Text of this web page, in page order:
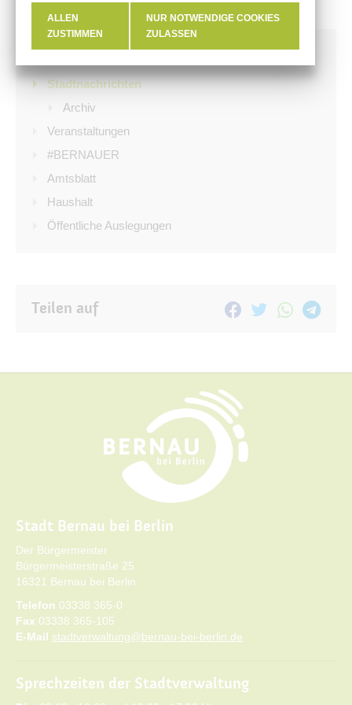
Aktuelles
Stadtnachrichten
Archiv
Veranstaltungen
#BERNAUER
Amtsblatt
Haushalt
Öffentliche Auslegungen
Teilen auf
Stadt Bernau bei Berlin
Der Bürgermeister
Bürgermeisterstraße 25
16321 Bernau bei Berlin
Telefon 03338 365-0
Fax 03338 365-105
E-Mail stadtverwaltung@bernau-bei-berlin.de
Sprechzeiten der Stadtverwaltung
ALLEN
ZUSTIMMEN
NUR NOTWENDIGE COOKIES
ZULASSEN